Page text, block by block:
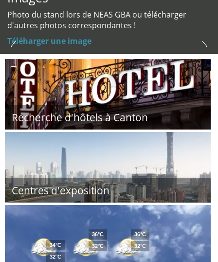
Photo du stand lors de NEAS GBA ou télécharger
d'autres photos correspondantes !
Téléharger une image
Recherche d'hôtels à Canton
Centres d'exposition
34°C
32°C
36°C
32°C
36°C
32°C